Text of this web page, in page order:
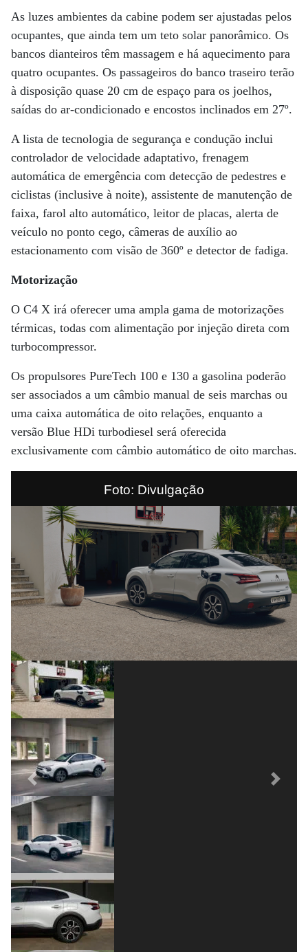
As luzes ambientes da cabine podem ser ajustadas pelos
ocupantes, que ainda tem um teto solar panorâmico. Os
bancos dianteiros têm massagem e há aquecimento para
quatro ocupantes. Os passageiros do banco traseiro terão
à disposição quase 20 cm de espaço para os joelhos,
saídas do ar-condicionado e encostos inclinados em 27º.
A lista de tecnologia de segurança e condução inclui
controlador de velocidade adaptativo, frenagem
automática de emergência com detecção de pedestres e
ciclistas (inclusive à noite), assistente de manutenção de
faixa, farol alto automático, leitor de placas, alerta de
veículo no ponto cego, câmeras de auxílio ao
estacionamento com visão de 360º e detector de fadiga.
Motorização
O C4 X irá oferecer uma ampla gama de motorizações
térmicas, todas com alimentação por injeção direta com
turbocompressor.
Os propulsores PureTech 100 e 130 a gasolina poderão
ser associados a um câmbio manual de seis marchas ou
uma caixa automática de oito relações, enquanto a
versão Blue HDi turbodiesel será oferecida
exclusivamente com câmbio automático de oito marchas.
Foto: Divulgação
Previous Next